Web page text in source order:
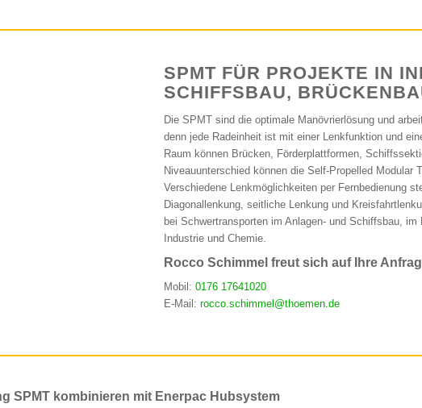
SPMT FÜR PROJEKTE IN
SCHIFFSBAU,
Die SPMT sind die optimale Manövrierlösung und
denn jede Radeinheit ist mit einer Lenkfunktion und
Raum können Brücken, Förderplattformen,
Niveauunterschied können die Self-Propelled Modular
Verschiedene Lenkmöglichkeiten per Fernbedienung
Diagonallenkung, seitliche Lenkung und
bei Schwertransporten im Anlagen- und Schiffsbau,
Industrie und Chemie.
Rocco Schimmel freut sich auf Ihre
Mobil:0176 17641020
E-Mail:rocco.schimmel@thoemen.de
SPMT kombinieren mit Enerpac Hubsystem